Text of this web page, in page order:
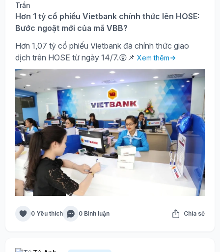
Hơn 1 tỷ cổ phiếu Vietbank chính thức lên HOSE:
Bước ngoặt mới của mã VBB?
Hơn 1,07 tỷ cổ phiếu Vietbank đã chính thức giao
dịch trên HOSE từ ngày 14/7.😲📌 Xem thêm
0 Yêu thích 0 Bình luận Chia sẻ